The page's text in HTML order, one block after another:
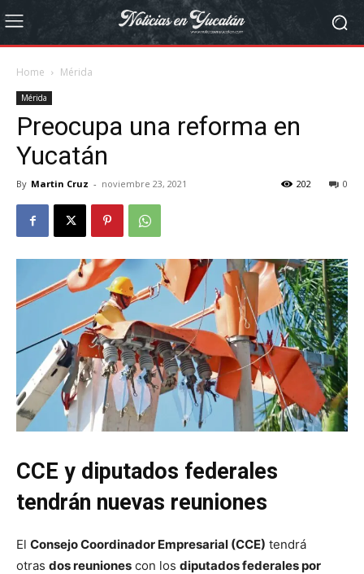
Home Mérida
Mérida
Preocupa una reforma en
Yucatán
By Martin Cruz - noviembre 23, 2021 0
202
CCE y diputados federales
tendrán nuevas reuniones
El Consejo Coordinador Empresarial (CCE) tendrá
otras dos reuniones con los diputados federales por